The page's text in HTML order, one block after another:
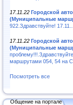
17.11.22 Городской
(Муниципальные
922.Здравствуйте! 17.11...
17.11.22 Городской
(Муниципальные
маршрутами 054, 54 на
Посмотреть все
Общение на портале